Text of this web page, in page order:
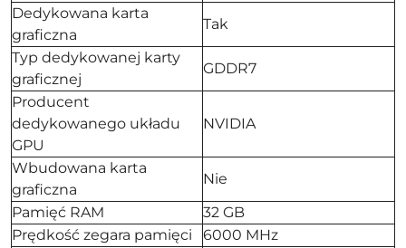
Dedykowana karta
graficzna
Tak
Typ dedykowanej karty
graficznej
GDDR7
Producent
dedykowanego układu
GPU
NVIDIA
Wbudowana karta
graficzna
Nie
Pamięć RAM
32 GB
Prędkość zegara pamięci
6000 MHz